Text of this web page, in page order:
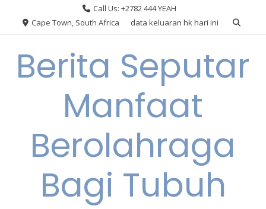
Call Us: +2782 444 YEAH
Cape Town, South Africa
data keluaran hk hari ini
Berita Seputar
Manfaat
Berolahraga
Bagi Tubuh